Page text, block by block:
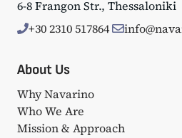
6-8 Frangon Str., Thessaloniki
+30 2310 517864
About Us
Why Navarino
Who We Are
Mission & Approach